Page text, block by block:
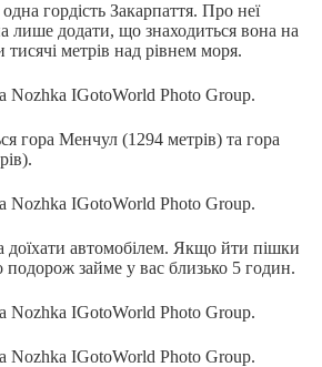
гордість Закарпаття. Про неї
лише додати, що знаходиться вона на
тисячі метрів над рівнем моря.
Nozhka IGotoWorld Photo Group.
гора Менчул (1294 метрів) та гора
Nozhka IGotoWorld Photo Group.
доїхати автомобілем. Якщо йти пішки
займе у вас близько 5 годин.
Nozhka IGotoWorld Photo Group.
Nozhka IGotoWorld Photo Group.